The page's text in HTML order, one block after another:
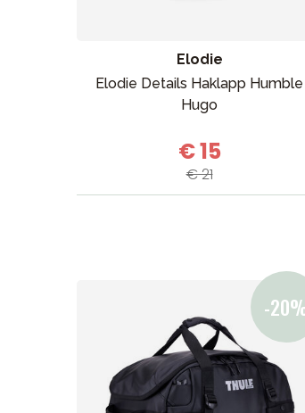
Elodie
Elodie Details Haklapp Humble
Hugo
€ 15
€ 21